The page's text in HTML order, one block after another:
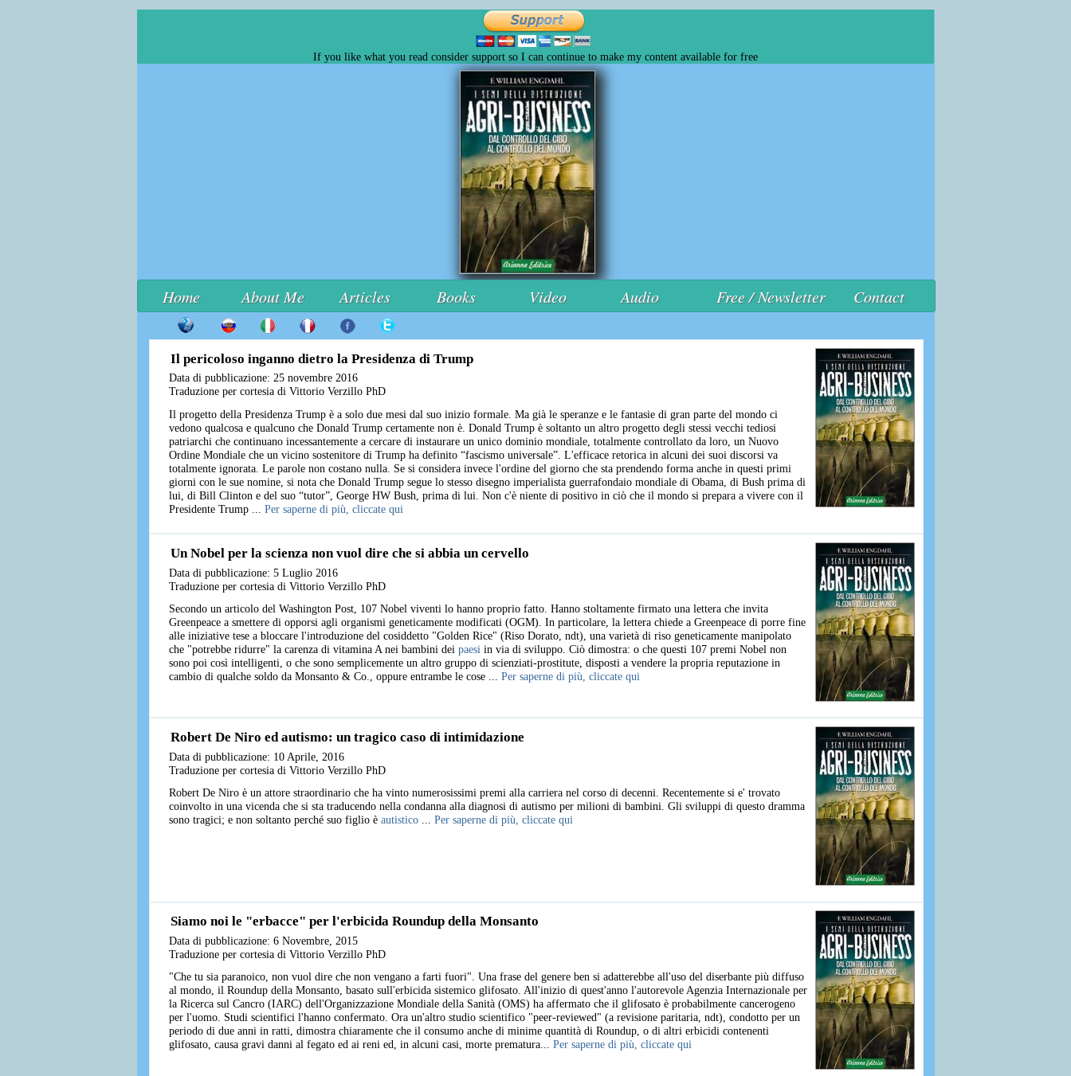
If you like what you read consider support so I can continue to make my content available for free
Home About Me Articles Books Video Audio Free / Newsletter Contact
Il pericoloso inganno dietro la Presidenza di Trump
Data di pubblicazione: 25 novembre 2016
Traduzione per cortesia di Vittorio Verzillo PhD
Il progetto della Presidenza Trump è a solo due mesi dal suo inizio formale. Ma già le speranze e le fantasie di gran parte del mondo ci
vedono qualcosa e qualcuno che Donald Trump certamente non è. Donald Trump è soltanto un altro progetto degli stessi vecchi tediosi
patriarchi che continuano incessantemente a cercare di instaurare un unico dominio mondiale, totalmente controllato da loro, un Nuovo
Ordine Mondiale che un vicino sostenitore di Trump ha definito “fascismo universale”. L'efficace retorica in alcuni dei suoi discorsi va
totalmente ignorata. Le parole non costano nulla. Se si considera invece l'ordine del giorno che sta prendendo forma anche in questi primi
giorni con le sue nomine, si nota che Donald Trump segue lo stesso disegno imperialista guerrafondaio mondiale di Obama, di Bush prima di
lui, di Bill Clinton e del suo “tutor”, George HW Bush, prima di lui. Non c'è niente di positivo in ciò che il mondo si prepara a vivere con il
Presidente Trump ... Per saperne di più, cliccate qui
Un Nobel per la scienza non vuol dire che si abbia un cervello
Data di pubblicazione: 5 Luglio 2016
Traduzione per cortesia di Vittorio Verzillo PhD
Secondo un articolo del Washington Post, 107 Nobel viventi lo hanno proprio fatto. Hanno stoltamente firmato una lettera che invita
Greenpeace a smettere di opporsi agli organismi geneticamente modificati (OGM). In particolare, la lettera chiede a Greenpeace di porre fine
alle iniziative tese a bloccare l'introduzione del cosiddetto "Golden Rice" (Riso Dorato, ndt), una varietà di riso geneticamente manipolato
che "potrebbe ridurre" la carenza di vitamina A nei bambini dei paesi in via di sviluppo. Ciò dimostra: o che questi 107 premi Nobel non
sono poi così intelligenti, o che sono semplicemente un altro gruppo di scienziati-prostitute, disposti a vendere la propria reputazione in
cambio di qualche soldo da Monsanto & Co., oppure entrambe le cose ... Per saperne di più, cliccate qui
Robert De Niro ed autismo: un tragico caso di intimidazione
Data di pubblicazione: 10 Aprile, 2016
Traduzione per cortesia di Vittorio Verzillo PhD
Robert De Niro è un attore straordinario che ha vinto numerosissimi premi alla carriera nel corso di decenni. Recentemente si e' trovato
coinvolto in una vicenda che si sta traducendo nella condanna alla diagnosi di autismo per milioni di bambini. Gli sviluppi di questo dramma
sono tragici; e non soltanto perché suo figlio è autistico... Per saperne di più, cliccate qui
Siamo noi le "erbacce" per l'erbicida Roundup della Monsanto
Data di pubblicazione: 6 Novembre, 2015
Traduzione per cortesia di Vittorio Verzillo PhD
"Che tu sia paranoico, non vuol dire che non vengano a farti fuori". Una frase del genere ben si adatterebbe all'uso del diserbante più diffuso
al mondo, il Roundup della Monsanto, basato sull'erbicida sistemico glifosato. All'inizio di quest'anno l'autorevole Agenzia Internazionale per
la Ricerca sul Cancro (IARC) dell'Organizzazione Mondiale della Sanità (OMS) ha affermato che il glifosato è probabilmente cancerogeno
per l'uomo. Studi scientifici l'hanno confermato. Ora un'altro studio scientifico "peer-reviewed" (a revisione paritaria, ndt), condotto per un
periodo di due anni in ratti, dimostra chiaramente che il consumo anche di minime quantità di Roundup, o di altri erbicidi contenenti
glifosato, causa gravi danni al fegato ed ai reni ed, in alcuni casi, morte prematura... Per saperne di più, cliccate qui